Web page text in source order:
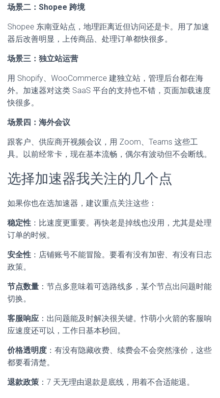
场景二：Shopee 跨境
Shopee 东南亚站点，地理距离近但访问还是卡。用了加速
器后改善明显，上传商品、处理订单都快很多。
场景三：独立站运营
用 Shopify、WooCommerce 建独立站，管理后台都在海
外。加速器对这类 SaaS 平台的支持也不错，页面加载速度
快很多。
场景四：海外会议
跟客户、供应商开视频会议，用 Zoom、Teams 这些工
具。以前经常卡，现在基本流畅，偶尔有波动但不会断线。
选择加速器我关注的几个点
如果你也在选加速器，建议重点关注这些：
稳定性 ：比速度更重要。再快老是掉线也没用，尤其是处理
订单的时候。
安全性 ：店铺账号不能冒险。要看有没有加密、有没有日志
政策。
节点数量 ：节点多意味着可选路线多，某个节点出问题时能
切换。
客服响应 ：出问题能及时解决很关键。忭萌小火箭的客服响
应速度还可以，工作日基本秒回。
价格透明度 ：有没有隐藏收费、续费会不会突然涨价，这些
都要看清楚。
退款政策 ：7 天无理由退款是底线，用着不合适能退。